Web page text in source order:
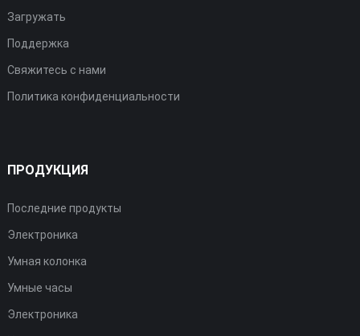
Загружать
Поддержка
Свяжитесь с нами
Политика конфиденциальности
ПРОДУКЦИЯ
Последние продукты
Электроника
Умная колонка
Умные часы
Электроника